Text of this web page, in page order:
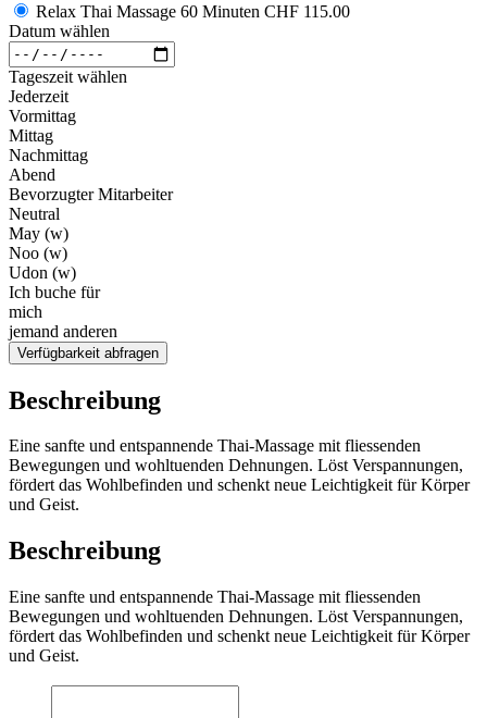
Relax Thai Massage 60 Minuten CHF 115.00
Datum wählen
Tageszeit wählen
Jederzeit
Vormittag
Mittag
Nachmittag
Abend
Bevorzugter Mitarbeiter
Neutral
May (w)
Noo (w)
Udon (w)
Ich buche für
mich
jemand anderen
Verfügbarkeit abfragen
Beschreibung
Eine sanfte und entspannende Thai-Massage mit fliessenden
Bewegungen und wohltuenden Dehnungen. Löst Verspannungen,
fördert das Wohlbefinden und schenkt neue Leichtigkeit für Körper
und Geist.
Beschreibung
Eine sanfte und entspannende Thai-Massage mit fliessenden
Bewegungen und wohltuenden Dehnungen. Löst Verspannungen,
fördert das Wohlbefinden und schenkt neue Leichtigkeit für Körper
und Geist.